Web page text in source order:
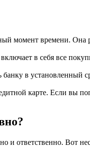
момент времени.
в себя все
в установленный
карте. Если вы
ответственно. Вот